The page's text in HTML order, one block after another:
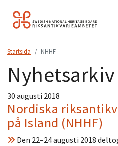
Hoppa
till
Startsida NHHF
Nyhetsarkiv
30 augusti 2018
Nordiska
på Island (NHHF)
Den 22–24 augusti 2018